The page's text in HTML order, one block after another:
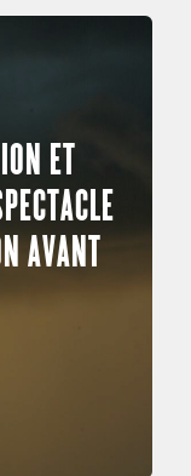
ET
AVANT